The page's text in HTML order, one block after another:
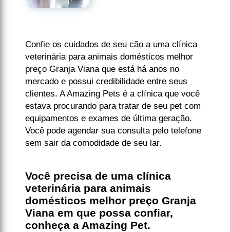
Confie os cuidados de seu cão a uma clínica
veterinária para animais domésticos melhor
preço Granja Viana que está há anos no
mercado e possui credibilidade entre seus
clientes. A Amazing Pets é a clínica que você
estava procurando para tratar de seu pet com
equipamentos e exames de última geração.
Você pode agendar sua consulta pelo telefone
sem sair da comodidade de seu lar.
Você precisa de uma clínica
veterinária para animais
domésticos melhor preço Granja
Viana em que possa confiar,
conheça a Amazing Pet.